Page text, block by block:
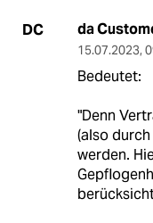
DC da
15.07.2023,
Bedeutet:
"Denn
(also
werden.